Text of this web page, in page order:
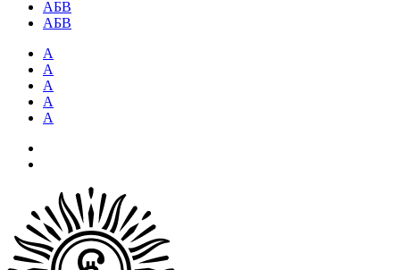
АБВ
АБВ
А
А
А
А
А